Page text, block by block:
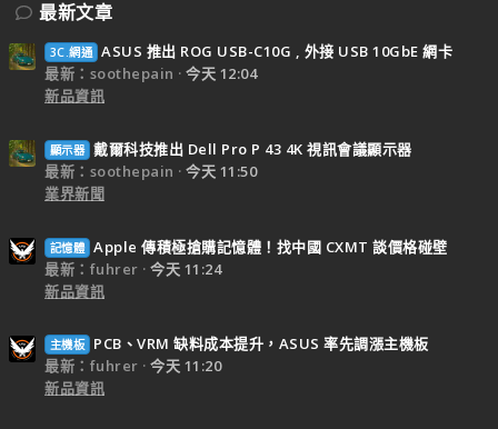
最新文章
3C.網通 ASUS 推出 ROG USB-C10G , 外接 USB 10GbE 網卡
最新：soothepain
今天 12:04
新品資訊
顯示器 戴爾科技推出 Dell Pro P 43 4K 視訊會議顯示器
最新：soothepain
今天 11:50
業界新聞
記憶體 Apple 傳積極搶購記憶體！找中國 CXMT 談價格碰壁
最新：fuhrer
今天 11:24
新品資訊
主機板
PCB、VRM 缺料成本提升，ASUS 率先調漲主機板
最新：fuhrer
今天 11:20
新品資訊